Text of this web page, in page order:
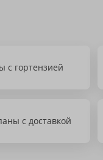
с гортензией
с доставкой